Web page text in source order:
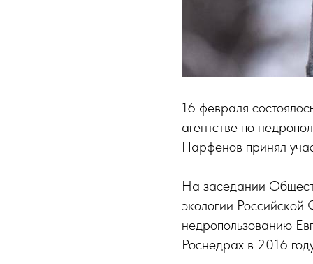
16 февраля
агентстве по
Парфенов принял
На заседании
экологии
недропользованию
Роснедрах в 2016